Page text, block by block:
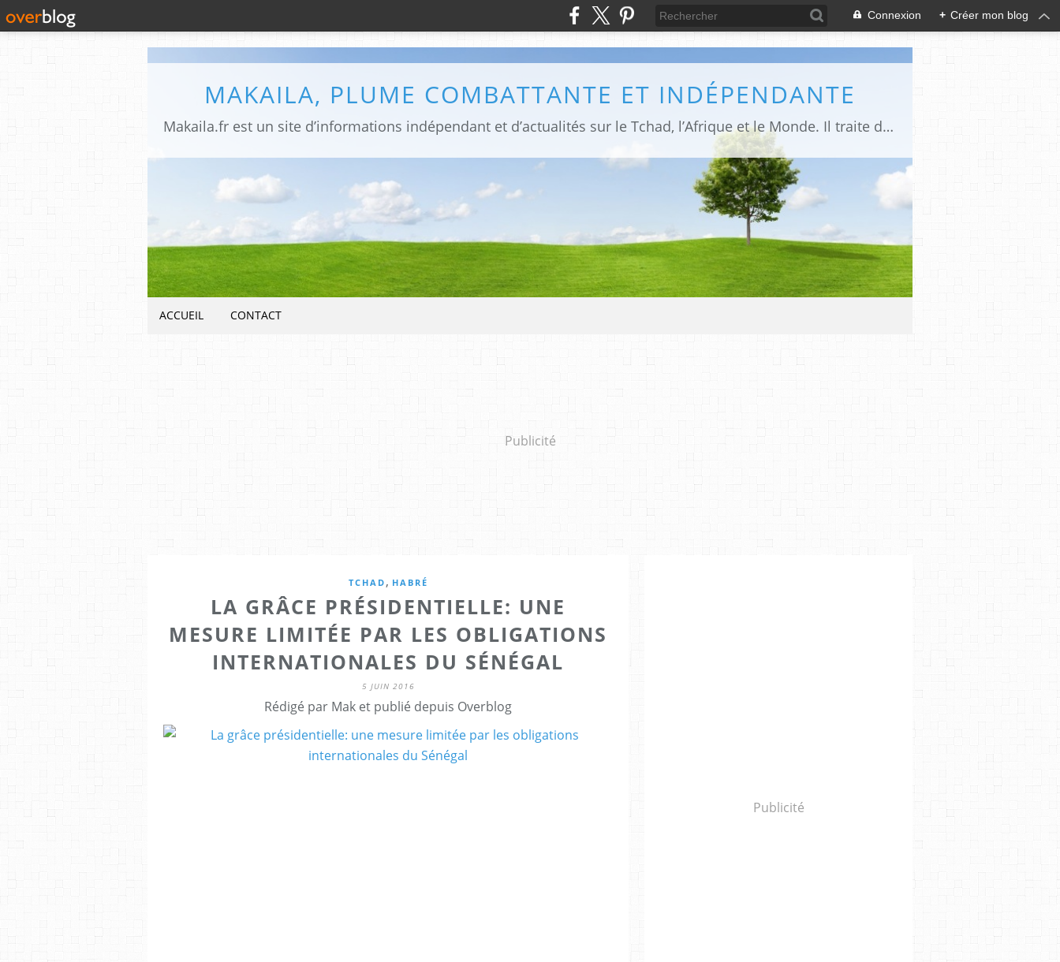
Connexion + Créer mon blog
MAKAILA, PLUME COMBATTANTE ET INDÉPENDANTE
Makaila.fr est un site d’informations indépendant et d’actualités sur le Tchad, l’Afrique et le Monde. Il traite des sujets variés entre autres: la politique, les droits humains, les libertés, le social, l’économique,la culture etc.
ACCUEIL CONTACT
Publicité
TCHAD , HABRÉ
LA GRÂCE PRÉSIDENTIELLE: UNE
MESURE LIMITÉE PAR LES OBLIGATIONS
INTERNATIONALES DU SÉNÉGAL
5 JUIN 2016
Rédigé par Mak et publié depuis Overblog
Publicité